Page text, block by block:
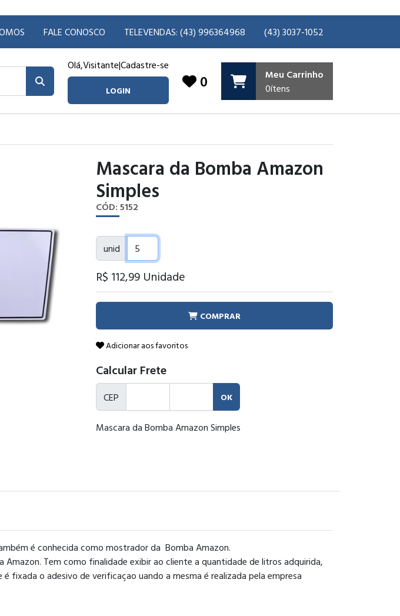
FALE CONOSCO TELEVENDAS: (43) 996364968 (43) 3037-1052
Olá,Visitante|Cadastre-se
LOGIN 0
Meu Carrinho
0ítens
Mascara da Bomba Amazon
Simples
CÓD: 5152
unid
R$ 112,99 Unidade
COMPRAR
Adicionar aos favoritos
Calcular Frete
CEP OK
Mascara da Bomba Amazon Simples
é conhecida como mostrador da Bomba Amazon.
Tem como finalidade exibir ao cliente a quantidade de litros adquirida,
fixada o adesivo de verificaçao uando a mesma é realizada pela empresa